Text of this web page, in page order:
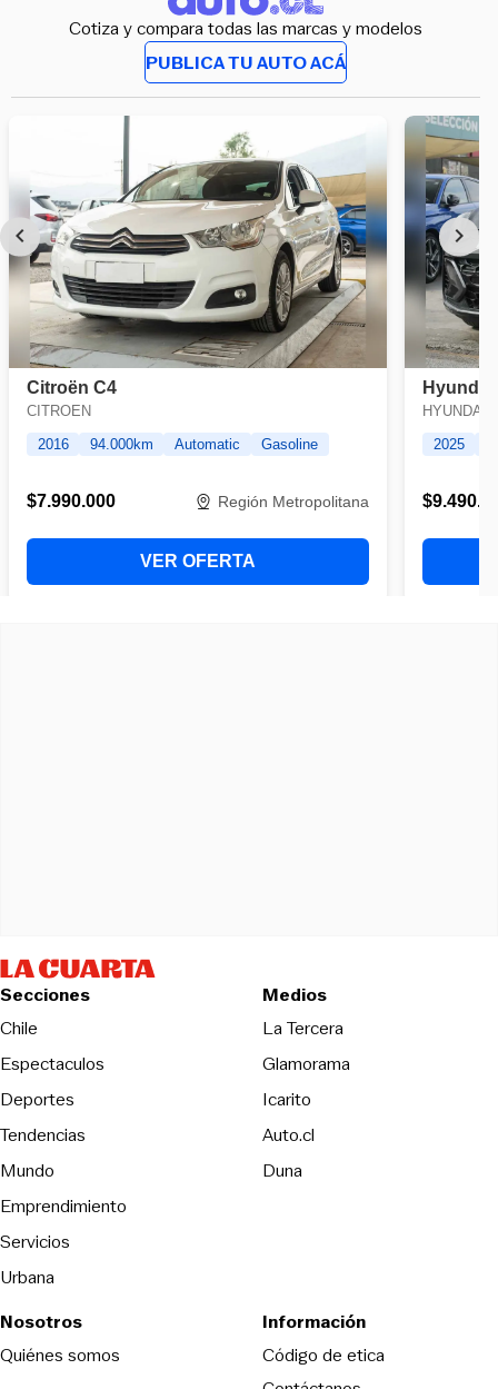
Cotiza y compara todas las marcas y modelos
PUBLICA TU AUTO ACÁ
Secciones
Chile
Espectaculos
Deportes
Tendencias
Mundo
Emprendimiento
Servicios
Urbana
Medios
La TerceraOpens in new
Glamorama
Icarito
Auto.cl
DunaOpens in new window
Nosotros
Quiénes somos
Información
Código de eticaOpens in new